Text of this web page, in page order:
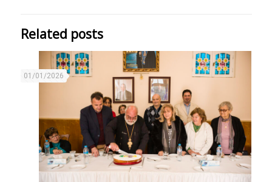
Related posts
01/01/2026